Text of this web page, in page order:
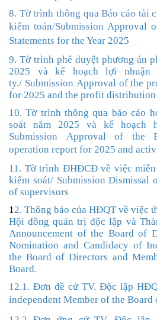
8. Tờ trình thông qua Báo cáo tài
kiểm toán/Submission Approval
Statements for the Year 2025
9. Tờ trình phê duyệt phương án
2025 và kế hoạch lợi nhuận
ty./ Submission Approval of the
for 2025 and the profit
10. Tờ trình thông qua báo cáo
soát năm 2025 và kế hoạch
Submission
Approval of the
operation report for 2025 and
11. Tờ trình ĐHĐCĐ về việc
kiểm soát/ Submission Dismissal
of supervisors
12. Thông báo của HĐQT về việc
Hội đồng quản trị độc lập và
Announcement of the Board of
Nomination and Candidacy of
the Board of Directors and
Board.
12.1. Đơn đề cử TV. Độc lập
independent Member of the Board